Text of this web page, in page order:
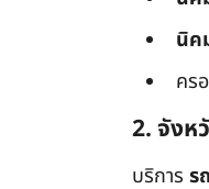
นิค
คร
2. จังห
บริการ ร